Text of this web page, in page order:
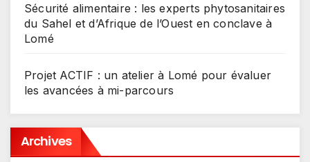
Sécurité alimentaire : les experts phytosanitaires
du Sahel et d’Afrique de l’Ouest en conclave à
Lomé
Projet ACTIF : un atelier à Lomé pour évaluer
les avancées à mi-parcours
Archives